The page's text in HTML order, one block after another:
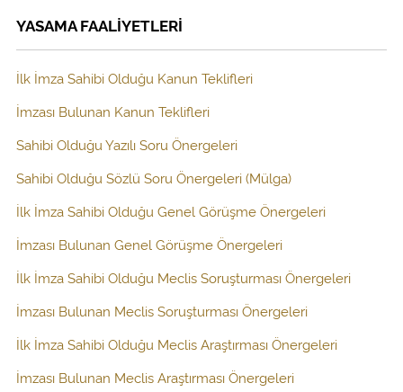
YASAMA FAALİYETLERİ
İlk İmza Sahibi Olduğu Kanun Teklifleri
İmzası Bulunan Kanun Teklifleri
Sahibi Olduğu Yazılı Soru Önergeleri
Sahibi Olduğu Sözlü Soru Önergeleri (Mülga)
İlk İmza Sahibi Olduğu Genel Görüşme Önergeleri
İmzası Bulunan Genel Görüşme Önergeleri
İlk İmza Sahibi Olduğu Meclis Soruşturması Önergeleri
İmzası Bulunan Meclis Soruşturması Önergeleri
İlk İmza Sahibi Olduğu Meclis Araştırması Önergeleri
İmzası Bulunan Meclis Araştırması Önergeleri